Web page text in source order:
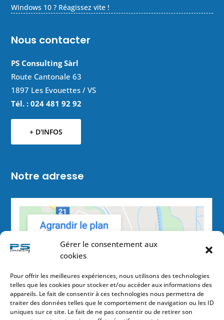
Gérer le consentement aux
cookies
Pour offrir les meilleures expériences, nous utilisons des technologies
telles que les cookies pour stocker et/ou accéder aux informations des
appareils. Le fait de consentir à ces technologies nous permettra de
traiter des données telles que le comportement de navigation ou les ID
uniques sur ce site. Le fait de ne pas consentir ou de retirer son
Windows 10 ? Réagissez vite !
Nous contacter
PS Consulting Sàrl
Route Cantonale 63
1897 Les Evouettes / VS
Tél. : 024 481 92 92
+ D'INFOS
Notre adresse